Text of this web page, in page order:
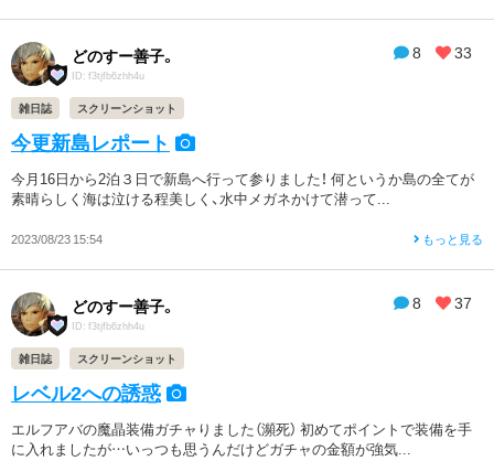
8 33
どのすー善子。
ID: f3tjfb6zhh4u
雑日誌 スクリーンショット
今更新島レポート
今月16日から2泊３日で新島へ行って参りました！ 何というか島の全てが
素晴らしく海は泣ける程美しく、水中メガネかけて潜って...
2023/08/23 15:54 もっと見る
8 37
どのすー善子。
ID: f3tjfb6zhh4u
雑日誌 スクリーンショット
レベル2への誘惑
エルフアバの魔晶装備ガチャりました（瀕死） 初めてポイントで装備を手
に入れましたが…いっつも思うんだけどガチャの金額が強気...